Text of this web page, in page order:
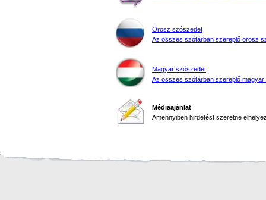
Orosz szószedet
Az összes szótárban szereplő orosz
Magyar szószedet
Az összes szótárban szereplő magyar
Médiaajánlat
Amennyiben hirdetést szeretne